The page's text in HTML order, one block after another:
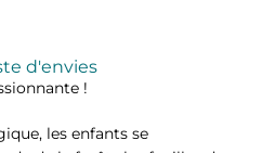
d'envies
!
les enfants se